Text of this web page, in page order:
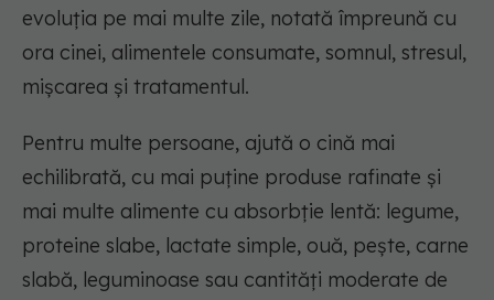
evoluția pe mai multe zile, notată împreună cu
ora cinei, alimentele consumate, somnul, stresul,
mișcarea și tratamentul.
Pentru multe persoane, ajută o cină mai
echilibrată, cu mai puține produse rafinate și
mai multe alimente cu absorbție lentă: legume,
proteine slabe, lactate simple, ouă, pește, carne
slabă, leguminoase sau cantități moderate de